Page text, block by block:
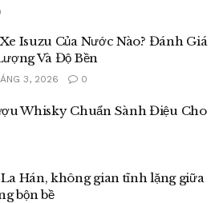
Isuzu Của Nước Nào? Đánh Giá
Và Độ Bền
3, 2026 0
Whisky Chuẩn Sành Điệu Cho
Hán, không gian tĩnh lặng giữa
bộn bề